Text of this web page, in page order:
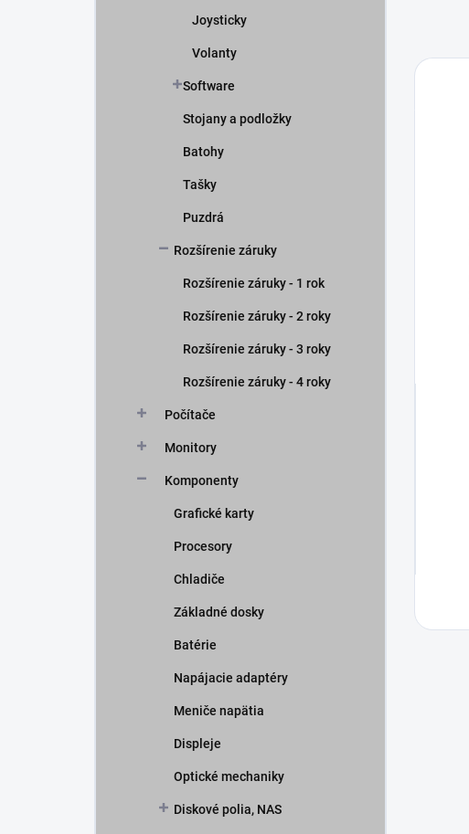
Joysticky
Volanty
Software
Stojany a podložky
Batohy
Tašky
Puzdrá
Rozšírenie záruky
Rozšírenie záruky - 1 rok
Rozšírenie záruky - 2 roky
Rozšírenie záruky - 3 roky
Rozšírenie záruky - 4 roky
Počítače
Monitory
Komponenty
Grafické karty
Procesory
Chladiče
Základné dosky
Batérie
Napájacie adaptéry
Meniče napätia
Displeje
Optické mechaniky
Diskové polia, NAS